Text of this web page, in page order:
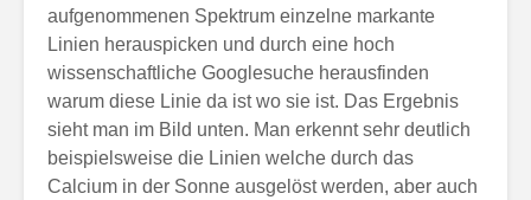
aufgenommenen Spektrum einzelne markante
Linien herauspicken und durch eine hoch
wissenschaftliche Googlesuche herausfinden
warum diese Linie da ist wo sie ist. Das Ergebnis
sieht man im Bild unten. Man erkennt sehr deutlich
beispielsweise die Linien welche durch das
Calcium in der Sonne ausgelöst werden, aber auch